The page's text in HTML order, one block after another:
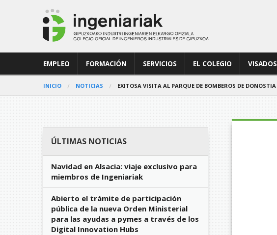
EMPLEO FORMACIÓN SERVICIOS EL COLEGIO VISADOS
INICIO NOTICIAS EXITOSA VISITA AL PARQUE DE BOMBEROS DE DONOSTIA
ÚLTIMAS NOTICIAS
Navidad en Alsacia: viaje exclusivo para
miembros de Ingeniariak
Abierto el trámite de participación
pública de la nueva Orden Ministerial
para las ayudas a pymes a través de los
Digital Innovation Hubs